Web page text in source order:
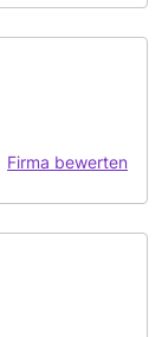
Firma bewerten